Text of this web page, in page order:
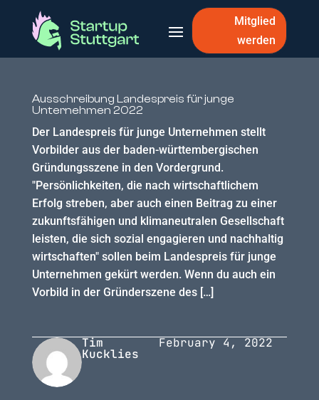
Mitglied
werden
Ausschreibung Landespreis für junge
Unternehmen 2022
Der Landespreis für junge Unternehmen stellt
Vorbilder aus der baden-württembergischen
Gründungsszene in den Vordergrund.
"Persönlichkeiten, die nach wirtschaftlichem
Erfolg streben, aber auch einen Beitrag zu einer
zukunftsfähigen und klimaneutralen Gesellschaft
leisten, die sich sozial engagieren und nachhaltig
wirtschaften" sollen beim Landespreis für junge
Unternehmen gekürt werden. Wenn du auch ein
Vorbild in der Gründerszene des […]
Tim
Kucklies
February 4, 2022